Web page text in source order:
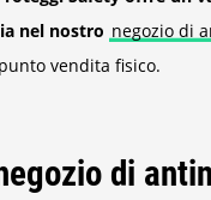
nel nostro negozio di
vendita fisico.
di